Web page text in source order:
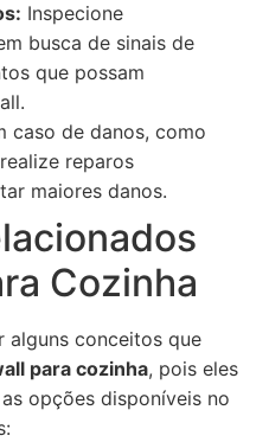
Inspecione
busca de sinais de
que possam
caso de danos, como
reparos
maiores danos.
Cozinha
alguns conceitos que
para cozinha, pois eles
opções disponíveis no